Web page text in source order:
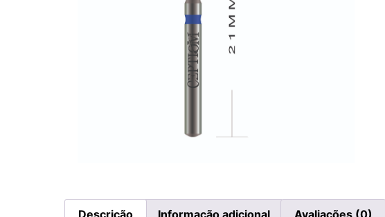
Descrição Informação adicional Avaliações (0)